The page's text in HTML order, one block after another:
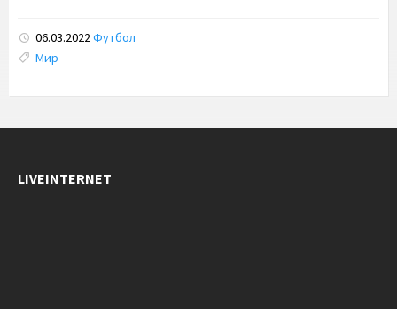
06.03.2022Футбол
Tags:
Мир
LIVEINTERNET